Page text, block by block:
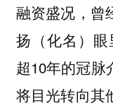
融资盛况，曾
扬（化名）眼
超10年的冠脉
将目光转向其